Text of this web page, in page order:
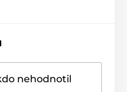
nehodnotil